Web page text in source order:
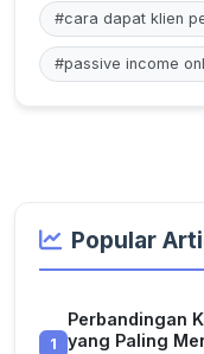
#cara dapat klien
#passive income
Popular
1
Perbandingan
yang Paling